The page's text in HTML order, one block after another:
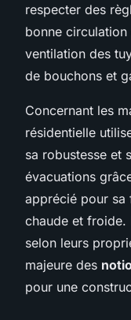
respecter des
bonne circulation
ventilation des
de bouchons et
Concernant les
résidentielle
sa robustesse et
évacuations
apprécié pour sa
chaude et froide.
selon leurs
majeure des
pour une